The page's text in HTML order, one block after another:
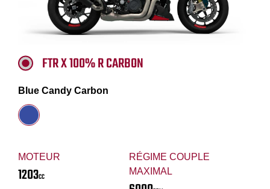
MOTEUR
1203CC
RÉGIME COUPLE
MAXIMAL
FTR X 100% R CARBON
Blue Candy Carbon